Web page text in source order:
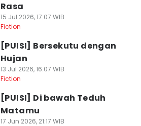
Rasa
15 Jul 2026, 17:07 WIB
Fiction
[PUISI] Bersekutu dengan
Hujan
13 Jul 2026, 16:07 WIB
Fiction
[PUISI] Di bawah Teduh
Matamu
17 Jun 2026, 21:17 WIB